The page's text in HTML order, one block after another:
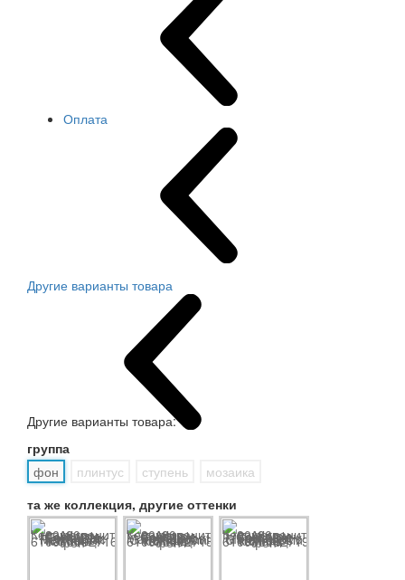
Оплата
Другие варианты товара
Другие варианты товара:
группа
фон
плинтус ступень
мозаика
та же коллекция, другие оттенки